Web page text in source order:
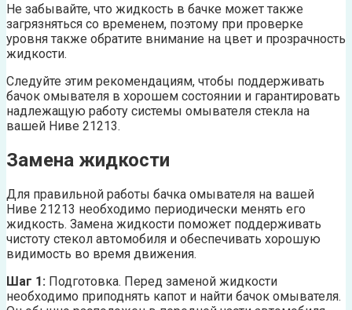
Не забывайте, что жидкость в бачке может также
загрязняться со временем, поэтому при проверке
уровня также обратите внимание на цвет и прозрачность
жидкости.
Следуйте этим рекомендациям, чтобы поддерживать
бачок омывателя в хорошем состоянии и гарантировать
надлежащую работу системы омывателя стекла на
вашей Ниве 21213.
Замена жидкости
Для правильной работы бачка омывателя на вашей
Ниве 21213 необходимо периодически менять его
жидкость. Замена жидкости поможет поддерживать
чистоту стекол автомобиля и обеспечивать хорошую
видимость во время движения.
Шаг 1: Подготовка. Перед заменой жидкости
необходимо приподнять капот и найти бачок омывателя.